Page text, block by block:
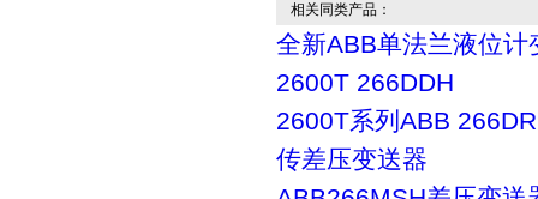
相关同类产品：
全新ABB单法兰液位计
2600T 266DDH
2600T系列ABB
传差压变送器